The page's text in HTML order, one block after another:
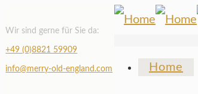
Wir sind gerne für Sie da:
+49 (0)8821 59909
info@merry-old-england.com Home